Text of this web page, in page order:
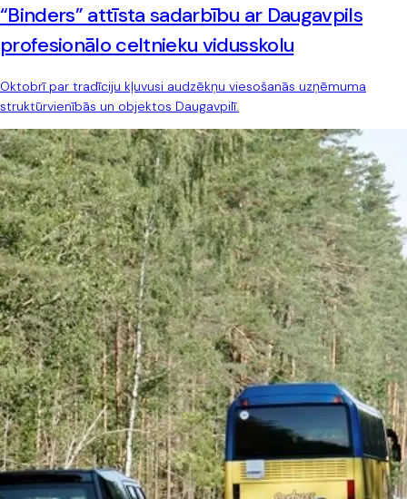
“Binders” attīsta sadarbību ar Daugavpils
profesionālo celtnieku vidusskolu
Oktobrī par tradīciju kļuvusi audzēkņu viesošanās uzņēmuma
struktūrvienībās un objektos Daugavpilī.